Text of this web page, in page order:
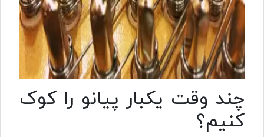
چند وقت یکبار پیانو را کوک
کنیم؟